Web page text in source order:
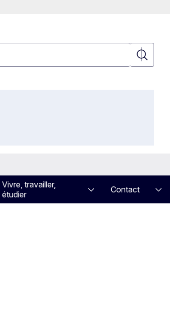
Vivre, travailler,
étudier
Contact